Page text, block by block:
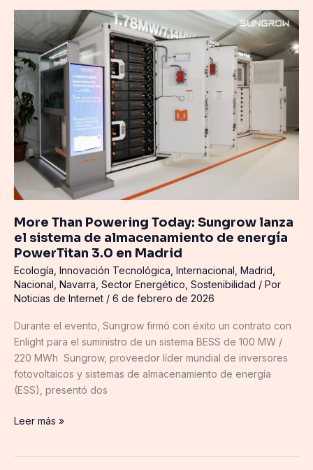
More Than Powering Today: Sungrow lanza
el sistema de almacenamiento de energía
PowerTitan 3.0 en Madrid
Ecología Innovación Tecnológica Internacional Madrid
Nacional Navarra Sector Energético Sostenibilidad / Por
Noticias de Internet / 6 de febrero de 2026
Durante el evento, Sungrow firmó con éxito un contrato con
Enlight para el suministro de un sistema BESS de 100 MW /
220 MWh Sungrow, proveedor líder mundial de inversores
fotovoltaicos y sistemas de almacenamiento de energía
(ESS), presentó dos
Than
Powering
Today:
Sungrow
lanza
el
sistema
de
almacenamiento
energía
3.0
en
Madrid
Leer más »